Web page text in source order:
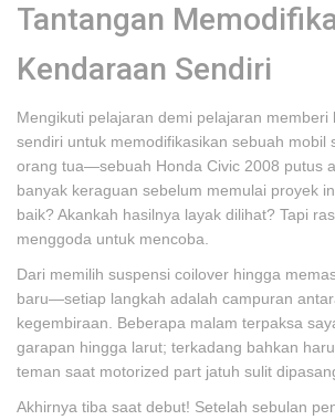
Tantangan
Kendaraan Sendiri
Mengikuti pelajaran demi pelajaran memberi
sendiri untuk memodifikasikan sebuah mobil
orang tua—sebuah Honda Civic 2008 putus
banyak keraguan sebelum memulai proyek
baik? Akankah hasilnya layak dilihat? Tapi
menggoda untuk mencoba.
Dari memilih suspensi coilover hingga
baru—setiap langkah adalah campuran
kegembiraan. Beberapa malam terpaksa
garapan hingga larut; terkadang bahkan
teman saat motorized part jatuh sulit
Akhirnya tiba saat debut! Setelah sebulan